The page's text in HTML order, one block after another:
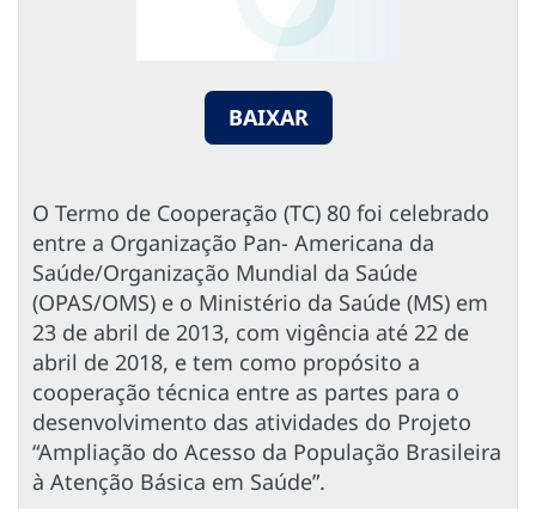
BAIXAR
O Termo de Cooperação (TC) 80 foi celebrado
entre a Organização Pan- Americana da
Saúde/Organização Mundial da Saúde
(OPAS/OMS) e o Ministério da Saúde (MS) em
23 de abril de 2013, com vigência até 22 de
abril de 2018, e tem como propósito a
cooperação técnica entre as partes para o
desenvolvimento das atividades do Projeto
“Ampliação do Acesso da População Brasileira
à Atenção Básica em Saúde”.